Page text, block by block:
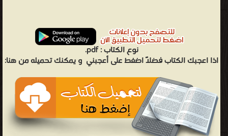
نوع الكتاب :pdf.
اذا اعجبك الكتاب فضلاً اضغط على أعجبني و يمكنك تحميله من هنا: